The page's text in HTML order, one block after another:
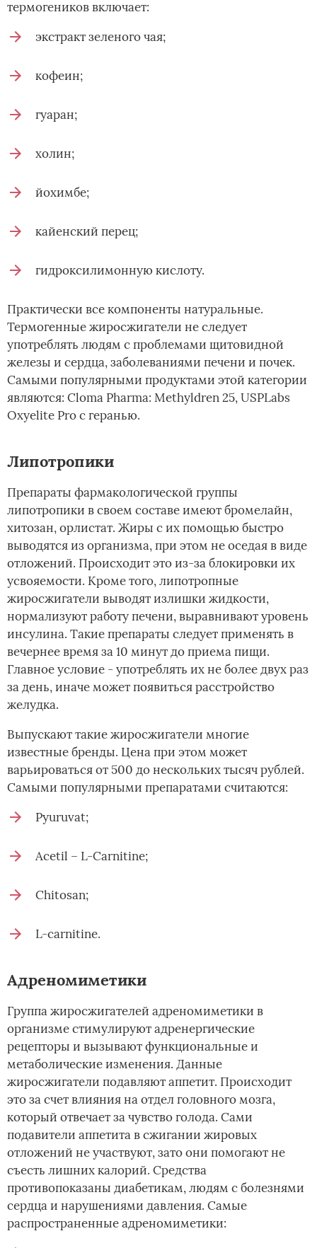
термогеников включает:
экстракт зеленого чая;
кофеин;
гуаран;
холин;
йохимбе;
кайенский перец;
гидроксилимонную кислоту.
Практически все компоненты натуральные.
Термогенные жиросжигатели не следует
употреблять людям с проблемами щитовидной
железы и сердца, заболеваниями печени и почек.
Самыми популярными продуктами этой категории
являются: Cloma Pharma: Methyldren 25, USPLabs
Oxyelite Pro с геранью.
Липотропики
Препараты фармакологической группы
липотропики в своем составе имеют бромелайн,
хитозан, орлистат. Жиры с их помощью быстро
выводятся из организма, при этом не оседая в виде
отложений. Происходит это из-за блокировки их
усвояемости. Кроме того, липотропные
жиросжигатели выводят излишки жидкости,
нормализуют работу печени, выравнивают уровень
инсулина. Такие препараты следует применять в
вечернее время за 10 минут до приема пищи.
Главное условие - употреблять их не более двух раз
за день, иначе может появиться расстройство
желудка.
Выпускают такие жиросжигатели многие
известные бренды. Цена при этом может
варьироваться от 500 до нескольких тысяч рублей.
Самыми популярными препаратами считаются:
Pyuruvat;
Acetil – L-Carnitine;
Chitosan;
L-carnitine.
Адреномиметики
Группа жиросжигателей адреномиметики в
организме стимулируют адренергические
рецепторы и вызывают функциональные и
метаболические изменения. Данные
жиросжигатели подавляют аппетит. Происходит
это за счет влияния на отдел головного мозга,
который отвечает за чувство голода. Сами
подавители аппетита в сжигании жировых
отложений не участвуют, зато они помогают не
съесть лишних калорий. Средства
противопоказаны диабетикам, людям с болезнями
сердца и нарушениями давления. Самые
распространенные адреномиметики: